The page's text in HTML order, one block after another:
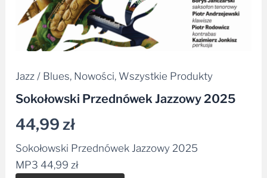
Jazz / Blues, Nowości, Wszystkie Produkty
Sokołowski Przednówek Jazzowy 2025
44,99zł
Sokołowski Przednówek Jazzowy 2025
MP3 44,99 zł